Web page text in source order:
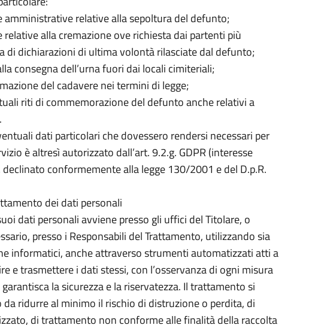
amministrative relative alla sepoltura del defunto;
relative alla cremazione ove richiesta dai partenti più
di dichiarazioni di ultima volontà rilasciate dal defunto;
consegna dell’urna fuori dai locali cimiteriali;
del cadavere nei termini di legge;
riti di commemorazione del defunto anche relativi a
dati particolari che dovessero rendersi necessari per
è altresì autorizzato dall’art. 9.2.g. GDPR (interesse
conformemente alla legge 130/2001 e del D.p.R.
dei dati personali
dati personali avviene presso gli uffici del Titolare, o
presso i Responsabili del Trattamento, utilizzando sia
informatici, anche attraverso strumenti automatizzati atti a
e trasmettere i dati stessi, con l’osservanza di ogni misura
la sicurezza e la riservatezza. Il trattamento si
ridurre al minimo il rischio di distruzione o perdita, di
di trattamento non conforme alle finalità della raccolta